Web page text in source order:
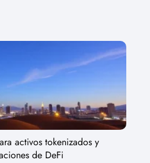
activos tokenizados y
de DeFi